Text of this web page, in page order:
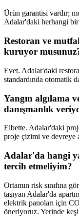
Ürün garantisi vardır;
Adalar'daki herhangi
Restoran ve
kuruyor
Evet. Adalar'daki
standardında otomatik
Yangın algılama
danışmanlık
Elbette. Adalar'daki
proje çizimi ve devreye
Adalar'da hangi
tercih etmeliyim?
Ortamın risk sınıfına
taşıyan Adalar'da
elektrik panoları için
öneriyoruz. Yerinde